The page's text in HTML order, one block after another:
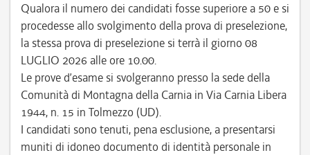
Qualora il numero dei candidati fosse superiore a 50 e si
procedesse allo svolgimento della prova di preselezione,
la stessa prova di preselezione si terrà il giorno 08
LUGLIO 2026 alle ore 10.00.
Le prove d’esame si svolgeranno presso la sede della
Comunità di Montagna della Carnia in Via Carnia Libera
1944, n. 15 in Tolmezzo (UD).
I candidati sono tenuti, pena esclusione, a presentarsi
muniti di idoneo documento di identità personale in